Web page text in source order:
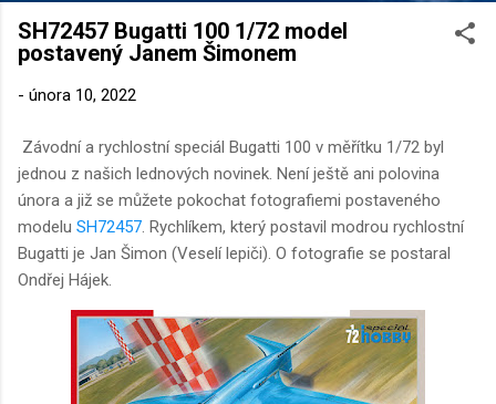
SH72457 Bugatti 100 1/72 model
postavený Janem Šimonem
- února 10, 2022
Závodní a rychlostní speciál Bugatti 100 v měřítku 1/72 byl
jednou z našich lednových novinek. Není ještě ani polovina
února a již se můžete pokochat fotografiemi postaveného
modelu SH72457. Rychlíkem, který postavil modrou rychlostní
Bugatti je Jan Šimon (Veselí lepiči). O fotografie se postaral
Ondřej Hájek.